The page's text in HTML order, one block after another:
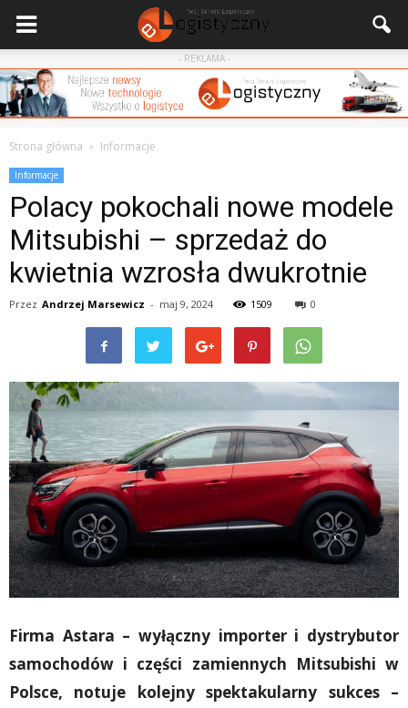
- REKLAMA -
Strona główna Informacje
Informacje
Polacy pokochali nowe modele
Mitsubishi – sprzedaż do
kwietnia wzrosła dwukrotnie
Przez Andrzej Marsewicz - maj 9, 2024 1509 0
Firma Astara – wyłączny importer i dystrybutor
samochodów i części zamiennych Mitsubishi w
Polsce, notuje kolejny spektakularny sukces –